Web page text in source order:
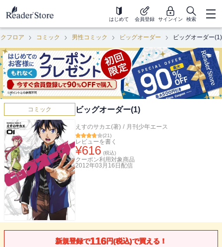
はじめて 会員登録 サインイン 検索
フロア コミック 男性コミック ビッグオーダー ビッグオーダー(1)
コミック ビッグオーダー(1)
えすのサカエ(著) / 月刊少年エース
(21)
レビューを書く
¥616 (税込)
クーポン利用対象商品
2012年03月16日 配信
新規登録で116円(税込)で買える！